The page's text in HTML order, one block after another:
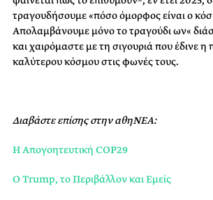
τραγουδήσουμε «πόσο όμορφος είναι ο
Απολαμβάνουμε μόνο το τραγούδι ων«
και χαιρόμαστε με τη σιγουριά που έδινε η
καλύτερου κόσμου στις φωνές τους.
Διαβάστε επίσης στην αθηΝΕΑ:
Η Απογοητευτική COP29
O Trump, το Περιβάλλον και Εμείς